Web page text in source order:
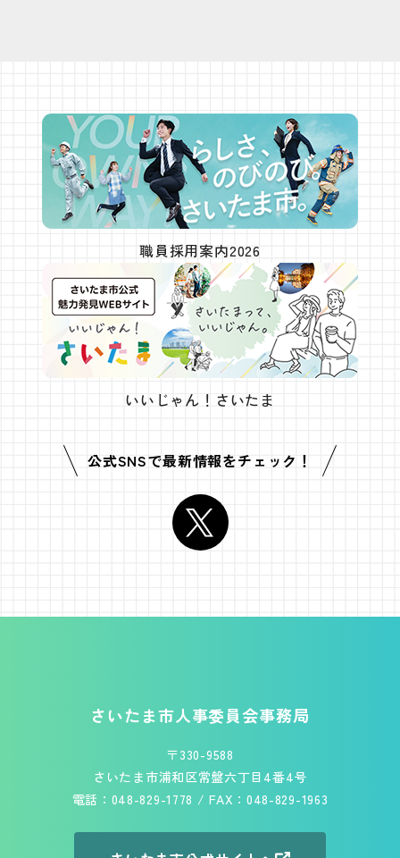
職員採用案内2026
いいじゃん！さいたま
公式SNSで最新情報をチェック！
さいたま市人事委員会事務局
〒330-9588
さいたま市浦和区常盤六丁目4番4号
電話：048-829-1778 / FAX：048-829-1963